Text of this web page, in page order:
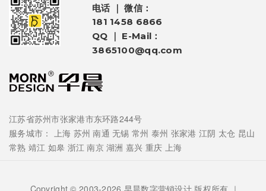
电话 ｜ 微信：
181 1458 6866
QQ ｜ E-Mail：
3865100@qq.com
江苏省苏州市张家港市东环路244号
服务城市：
上海 苏州 南通 无锡 常州 泰州 张家港 江阴 太仓 昆山
常熟 靖江 如皋 浙江 南京 湖洲 嘉兴 重庆 上海
Copyright © 2003-2026 早晨数字营销设计 版权所有 ｜